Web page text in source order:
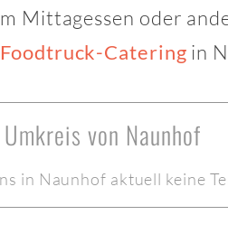
Mittagessen oder
Foodtruck-Catering in
von Naunhof
in Naunhof aktuell keine